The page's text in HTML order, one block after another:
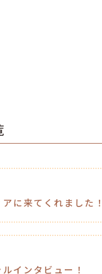
に来てくれました！
インタビュー！